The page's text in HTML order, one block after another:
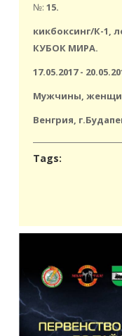
№:15.
кикбоксинг/К-1,
КУБОК МИРА.
17.05.2017 -
Мужчины,
Венгрия,
Tags: